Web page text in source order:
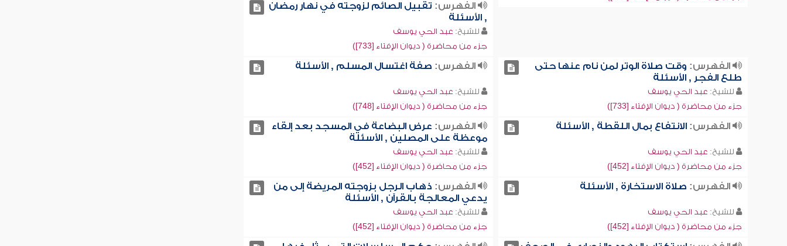
الفهرس: تقبيل الصائم لزوجته في نهار رمضان
, الأسئلة
للشيخ: عبد الحي يوسف
جزء من محاضرة ( ديوان الإفتاء [733])
الفهرس: وقت صلاة الوتر لمن نام عنها حتى
طلع الفجر , الأسئلة
للشيخ: عبد الحي يوسف
جزء من محاضرة ( ديوان الإفتاء [733])
الفهرس: صفة اغتسال المسلم , الأسئلة
للشيخ: عبد الحي يوسف
جزء من محاضرة ( ديوان الإفتاء [748])
الفهرس:الانتفاع بمال اللقطة , الأسئلة
للشيخ: عبد الحي يوسف
جزء من محاضرة ( ديوان الإفتاء [452])
الفهرس: عرض البضاعة في المسجد بعد إلقاء
موعظة على المصلين , الأسئلة
للشيخ: عبد الحي يوسف
جزء من محاضرة ( ديوان الإفتاء [452])
الفهرس: صلاة الاستخارة , الأسئلة
للشيخ: عبد الحي يوسف
جزء من محاضرة ( ديوان الإفتاء [452])
الفهرس: ذهاب الرجل بزوجته المريضة إلى من
يدعي المعالجة بالقرآن , الأسئلة
للشيخ: عبد الحي يوسف
جزء من محاضرة ( ديوان الإفتاء [452])